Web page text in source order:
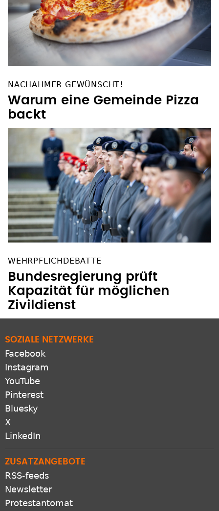
NACHAHMER GEWÜNSCHT!
Warum eine Gemeinde Pizza
backt
WEHRPFLICHDEBATTE
Bundesregierung prüft
Kapazität für möglichen
Zivildienst
SOZIALE NETZWERKE
Facebook
Instagram
YouTube
Pinterest
Bluesky
X
LinkedIn
ZUSATZANGEBOTE
RSS-feeds
Newsletter
Protestantomat